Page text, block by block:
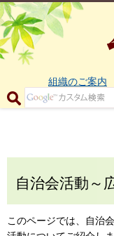
組織のご案内
自治会活動～
このページでは、自治